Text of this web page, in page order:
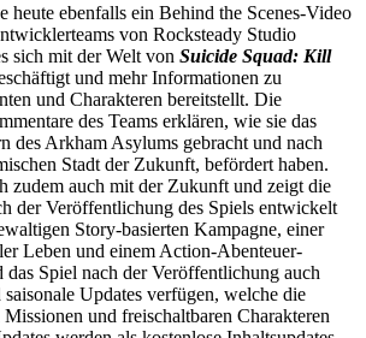
heute ebenfalls ein Behind the Scenes-Video
von Rocksteady Studio
sich mit der Welt von Suicide Squad: Kill
und mehr Informationen zu
und Charakteren bereitstellt. Die
des Teams erklären, wie sie das
des Arkham Asylums gebracht und nach
Stadt der Zukunft, befördert haben.
zudem auch mit der Zukunft und zeigt die
der Veröffentlichung des Spiels entwickelt
Story-basierten Kampagne, einer
Leben und einem Action-Abenteuer-
Spiel nach der Veröffentlichung auch
Updates verfügen, welche die
und freischaltbaren Charakteren